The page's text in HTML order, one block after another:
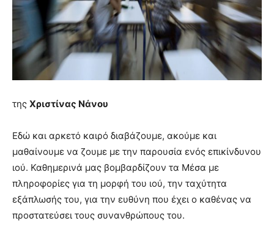
lyons
teaches
you
the
meaning
pain.
hd
της Χριστίνας Νάνου
Εδώ και αρκετό καιρό διαβάζουμε, ακούμε και
μαθαίνουμε να ζουμε με την παρουσία ενός επικίνδυνου
ιού. Καθημερινά μας βομβαρδίζουν τα Μέσα με
πληροφορίες για τη μορφή του ιού, την ταχύτητα
εξάπλωσής του, για την ευθύνη που έχει ο καθένας να
προστατεύσει τους συνανθρώπους του.